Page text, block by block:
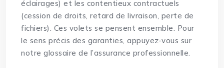
éclairages) et les contentieux contractuels
(cession de droits, retard de livraison, perte de
fichiers). Ces volets se pensent ensemble. Pour
le sens précis des garanties, appuyez-vous sur
notreglossaire de l’assurance professionnelle.